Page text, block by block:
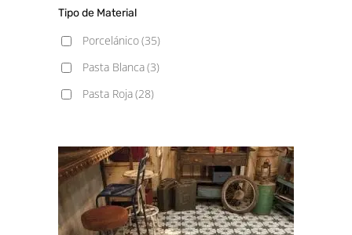
Tipo de Material
Porcelánico(35)
Pasta Blanca(3)
Pasta Roja(28)